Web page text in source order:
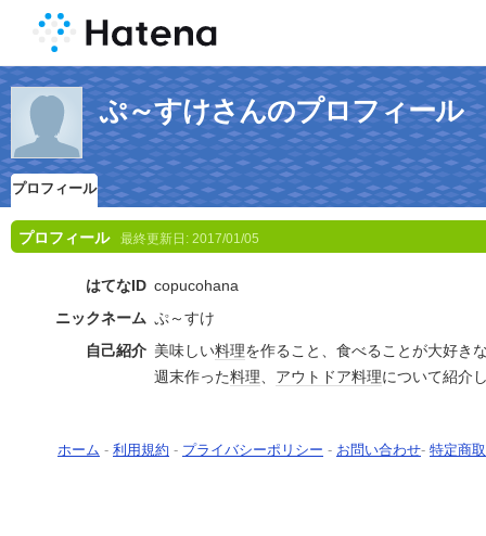
ぷ～すけさんのプロフィール
プロフィール
プロフィール 最終更新日: 2017/01/05
はてなID copucohana
ニックネーム ぷ～すけ
自己紹介 美味しい料理を作ること、食べることが大好き
週末作った料理、 アウトドア料理について紹介
ホーム - 利用規約 - プライバシーポリシー - お問い合わせ- 特定商